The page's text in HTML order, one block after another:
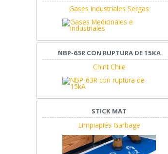
Gases Industriales Sergas
NBP-63R CON RUPTURA DE 15KA
Chint Chile
STICK MAT
Limpiapiés Garbage